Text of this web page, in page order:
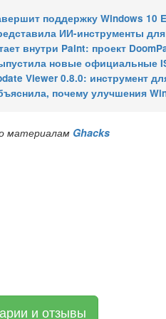
поддержку Windows 10 Enterprise LTSC
ИИ-инструменты для
внутри Paint: проект
новые официальные
Viewer 0.8.0: инструмент для
почему улучшения
материалам Ghacks
и отзывы